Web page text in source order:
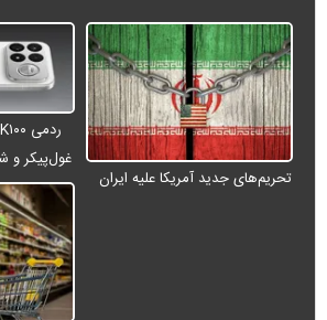
تحریم‌های جدید آمریکا علیه ایران
غول‌پیکر و